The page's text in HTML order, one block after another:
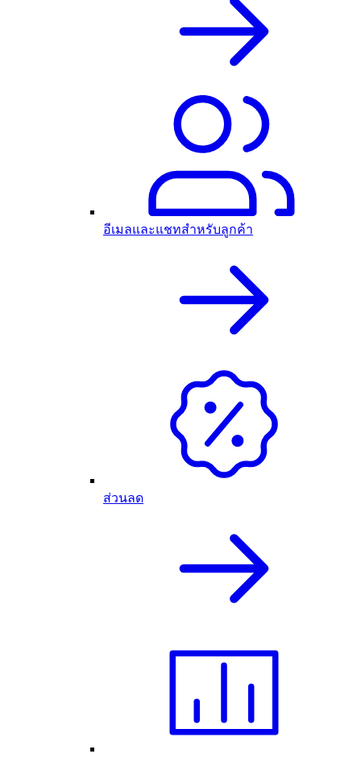
อีเมลและแชทสำหรับลูกค้า
ส่วนลด